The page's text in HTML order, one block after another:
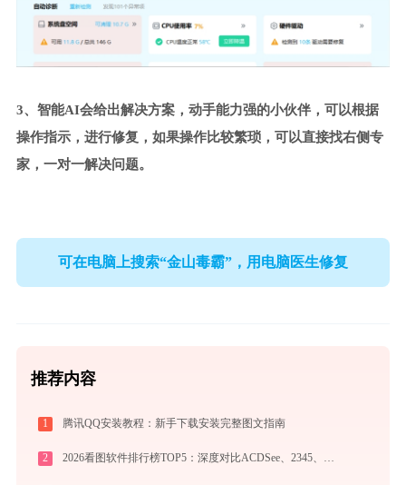
3、智能AI会给出解决方案，动手能力强的小伙伴，可以根据
操作指示，进行修复，如果操作比较繁琐，可以直接找右侧专
家，一对一解决问题。
可在电脑上搜索“金山毒霸”，用电脑医生修复
推荐内容
1 腾讯QQ安装教程：新手下载安装完整图文指南
2 2026看图软件排行榜TOP5：深度对比ACDSee、2345、光影、Honeyview、FastStone